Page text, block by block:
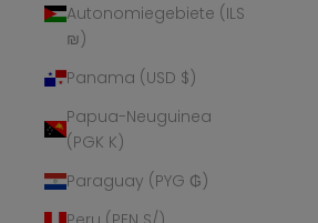
Autonomiegebiete (ILS
₪)
Panama (USD $)
Papua-Neuguinea
(PGK K)
Paraguay (PYG ₲)